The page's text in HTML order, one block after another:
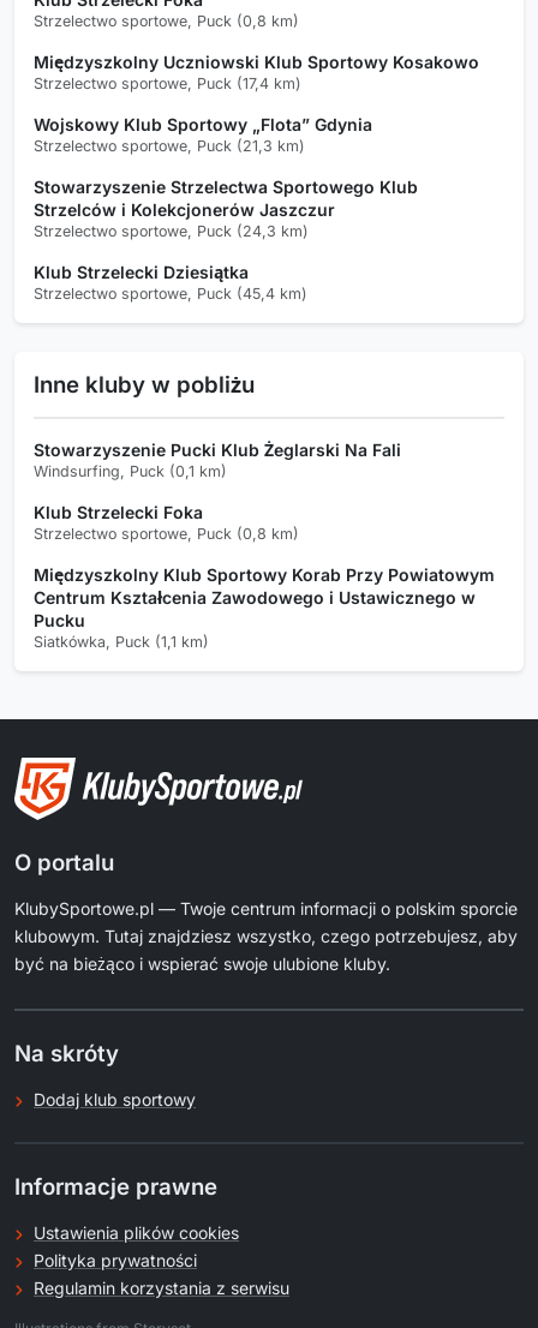
Strzelectwo sportowe, Puck (0,8 km)
Międzyszkolny Uczniowski Klub Sportowy Kosakowo
Strzelectwo sportowe, Puck (17,4 km)
Wojskowy Klub Sportowy „Flota” Gdynia
Strzelectwo sportowe, Puck (21,3 km)
Stowarzyszenie Strzelectwa Sportowego Klub
Strzelców i Kolekcjonerów Jaszczur
Strzelectwo sportowe, Puck (24,3 km)
Klub Strzelecki Dziesiątka
Strzelectwo sportowe, Puck (45,4 km)
Inne kluby w pobliżu
Stowarzyszenie Pucki Klub Żeglarski Na Fali
Windsurfing, Puck (0,1 km)
Klub Strzelecki Foka
Strzelectwo sportowe, Puck (0,8 km)
Międzyszkolny Klub Sportowy Korab Przy Powiatowym
Centrum Kształcenia Zawodowego i Ustawicznego w
Pucku
Siatkówka, Puck (1,1 km)
O portalu
KlubySportowe.pl — Twoje centrum informacji o polskim sporcie
klubowym. Tutaj znajdziesz wszystko, czego potrzebujesz, aby
być na bieżąco i wspierać swoje ulubione kluby.
Na skróty
Dodaj klub sportowy
Informacje prawne
Ustawienia plików cookies
Polityka prywatności
Regulamin korzystania z serwisu